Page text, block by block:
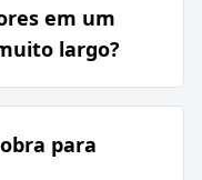
em um
largo?
para